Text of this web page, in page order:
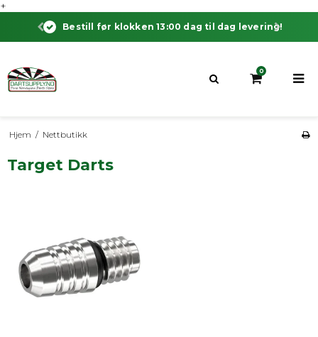
+
Bestill før klokken 13:00 dag til dag levering!
0
Hjem / Nettbutikk
Target Darts